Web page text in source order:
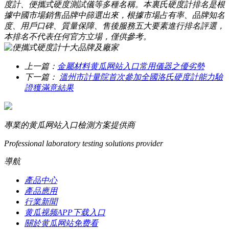
度計、便攜式硬度測試儀等多種名稱。本裏氏硬度計排名是根
據中國市場銷售品牌中篩選出來，根據市場占有率、品牌知名
度、用戶口碑、質量保障、售後服務五大要素進行排名評選，
本排名不代表任何官方立場，僅供參考。
上一篇： 金屬材料黄瓜网站入口常用儀器之優劣勢
下一篇：
溫州市計量院首次參加全國洛氏硬度計能力驗
證獲滿意結果
專業的黄瓜网站入口檢測方案提供商
Professional laboratory testing solutions provider
導航
產品中心
產品應用
行業新聞
黄瓜视频APP下载入口
關於黄瓜网站免费看